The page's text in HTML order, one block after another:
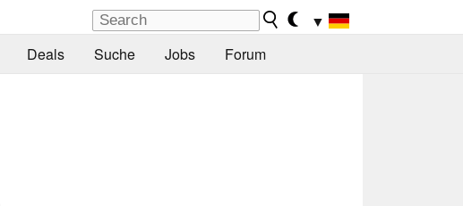
▼
Deals Suche Jobs Forum